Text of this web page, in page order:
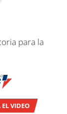
para la
VIDEO